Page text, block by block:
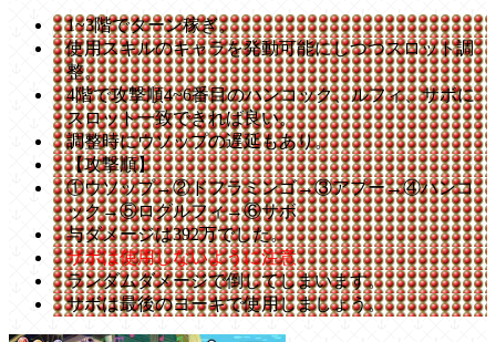
1~3階でターン稼ぎ。
使用スキルのキャラを発動可能にしつつスロット調
整。
4階で攻撃順4~6番目のハンコック、ルフィ、サボに
スロット一致できれば良い。
調整時にウソップの遅延もあり。
【攻撃順】
①ウソップ→②ドフラミンゴ→③アプー→④ハンコ
ック→⑤ログルフィ→⑥サボ
与ダメージは392万でした。
サボは使用しないように注意
ランダムダメージで倒してしまいます。
サボは最後のヨーキで使用しましょう。